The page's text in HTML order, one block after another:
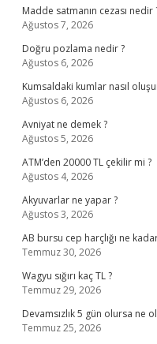
Madde satmanın cezası nedir
Ağustos 7, 2026
Doğru pozlama nedir ?
Ağustos 6, 2026
Kumsaldaki kumlar nasıl
Ağustos 6, 2026
Avniyat ne demek ?
Ağustos 5, 2026
ATM’den 20000 TL çekilir mi ?
Ağustos 4, 2026
Akyuvarlar ne yapar ?
Ağustos 3, 2026
AB bursu cep harçlığı ne
Temmuz 30, 2026
Wagyu sığırı kaç TL ?
Temmuz 29, 2026
Devamsızlık 5 gün olursa ne
Temmuz 25, 2026